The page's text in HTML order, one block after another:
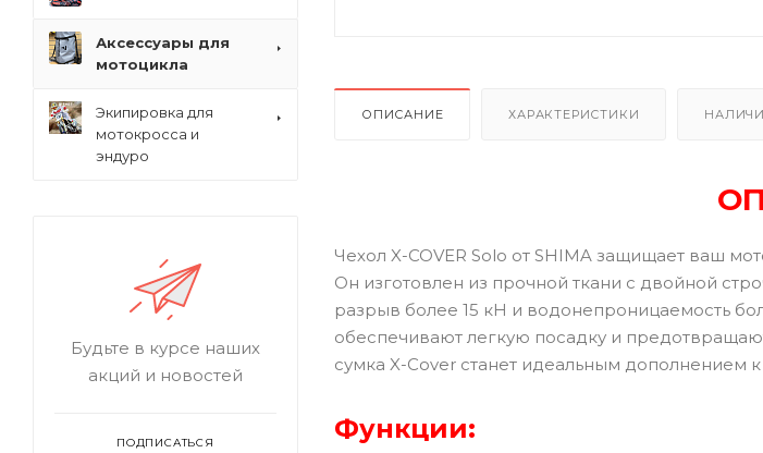
ОПИСАНИЕ ХАРАКТЕРИСТИКИ
Чехол X-COVER Solo от SHIMA защищает ваш
Он изготовлен из прочной ткани с двойной
разрыв более 15 кН и водонепроницаемость
обеспечивают легкую посадку и
сумка X-Cover станет идеальным дополнением
Функции:
Аксессуары для
мотоцикла
Экипировка для
мотокросса и
эндуро
Будьте в курсе наших
акций и новостей
ПОДПИСАТЬСЯ